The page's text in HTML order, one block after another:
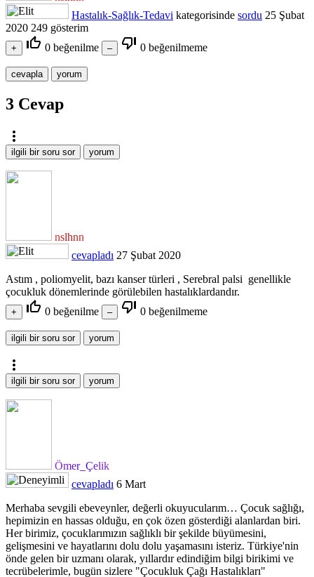
Hastalık-Sağlık-Tedavi kategorisinde sordu 25 Şubat
2020 249 gösterim
thumb_up_off_alt 0 beğenilme thumb_down_off_alt 0 beğenilmeme
3 Cevap
more_vert
nslhnn
cevapladı 27 Şubat 2020
Astım , poliomyelit, bazı kanser türleri , Serebral palsi genellikle
çocukluk dönemlerinde görülebilen hastalıklardandır.
thumb_up_off_alt 0 beğenilme thumb_down_off_alt 0 beğenilmeme
more_vert
Ömer_Çelik
cevapladı 6 Mart
Merhaba sevgili ebeveynler, değerli okuyucularım… Çocuk sağlığı,
hepimizin en hassas olduğu, en çok özen gösterdiği alanlardan biri.
Her birimiz, çocuklarımızın sağlıklı bir şekilde büyümesini,
gelişmesini ve hayatlarını dolu dolu yaşamasını isteriz. Türkiye'nin
önde gelen bir uzmanı olarak, yıllardır edindiğim bilgi birikimi ve
tecrübelerimle, bugün sizlere "Çocukluk Çağı Hastalıkları"